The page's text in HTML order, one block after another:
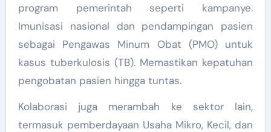
program pemerintah seperti kampanye.
Imunisasi nasional dan pendampingan pasien
sebagai Pengawas Minum Obat (PMO) untuk
kasus tuberkulosis (TB). Memastikan kepatuhan
pengobatan pasien hingga tuntas.
Kolaborasi juga merambah ke sektor lain,
termasuk pemberdayaan Usaha Mikro, Kecil, dan